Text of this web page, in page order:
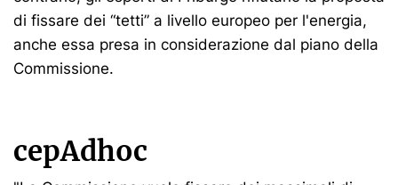
di fissare dei “tetti” a livello europeo per l'energia,
anche essa presa in considerazione dal piano della
Commissione.
cepAdhoc